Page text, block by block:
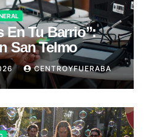
En Tu Barrio”:
San Telmo
CENTROYFUERABA